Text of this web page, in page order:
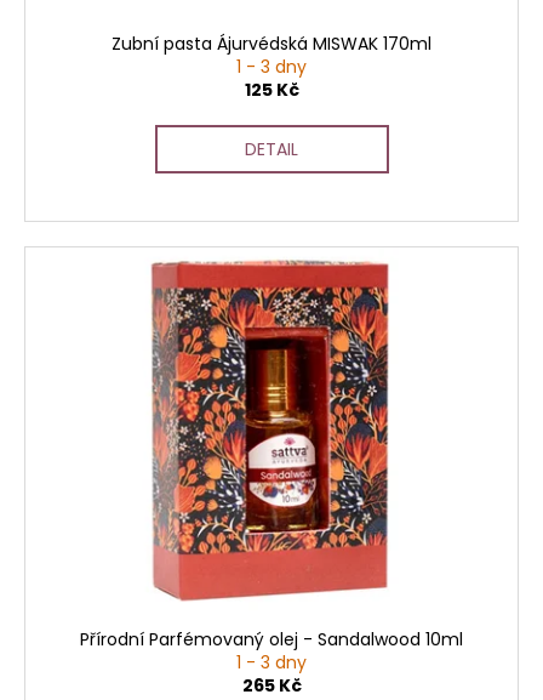
Zubní pasta Ájurvédská MISWAK 170ml
1 - 3 dny
125 Kč
DETAIL
Přírodní Parfémovaný olej - Sandalwood 10ml
1 - 3 dny
265 Kč